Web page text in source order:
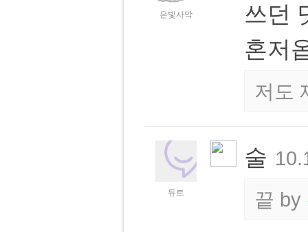
은빛사막
쓰던
혼저
저도
듀트
술
끝 by